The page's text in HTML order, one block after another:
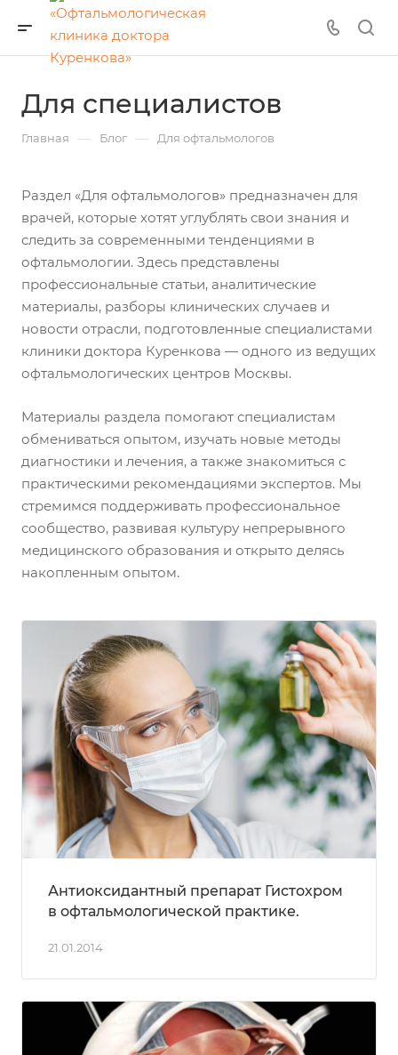
Для специалистов
Главная — Блог — Для офтальмологов
Раздел «Для офтальмологов» предназначен для
врачей, которые хотят углублять свои знания и
следить за современными тенденциями в
офтальмологии. Здесь представлены
профессиональные статьи, аналитические
материалы, разборы клинических случаев и
новости отрасли, подготовленные специалистами
клиники доктора Куренкова — одного из ведущих
офтальмологических центров Москвы.
Материалы раздела помогают специалистам
обмениваться опытом, изучать новые методы
диагностики и лечения, а также знакомиться с
практическими рекомендациями экспертов. Мы
стремимся поддерживать профессиональное
сообщество, развивая культуру непрерывного
медицинского образования и открыто делясь
накопленным опытом.
21.01.2014
Антиоксидантный препарат Гистохром
в офтальмологической практике.